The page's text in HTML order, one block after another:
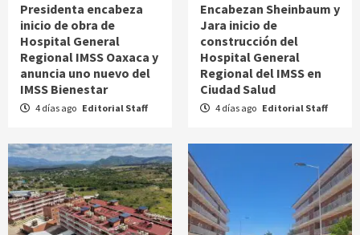
Presidenta encabeza
inicio de obra de
Hospital General
Regional IMSS Oaxaca y
anuncia uno nuevo del
IMSS Bienestar
4 días ago Editorial Staff
Encabezan Sheinbaum y
Jara inicio de
construcción del
Hospital General
Regional del IMSS en
Ciudad Salud
4 días ago Editorial Staff